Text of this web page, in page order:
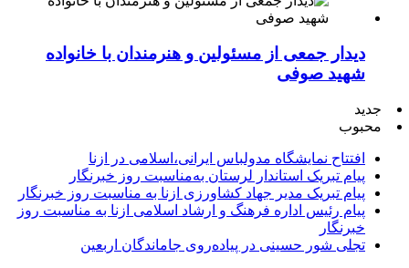
دیدار جمعی از مسئولین و هنرمندان با خانواده
شهید صوفی
جدید
محبوب
افتتاح نمایشگاه مدولباس ایرانی،اسلامی در ازنا
پیام تبریک استاندار لرستان به‌مناسبت روز خبرنگار
پیام تبریک مدیر جهاد کشاورزی ازنا به مناسبت روز خبرنگار
پیام رئیس اداره فرهنگ و ارشاد اسلامی ازنا به مناسبت روز
خبرنگار
تجلی شور حسینی در پیاده‌روی جاماندگان اربعین